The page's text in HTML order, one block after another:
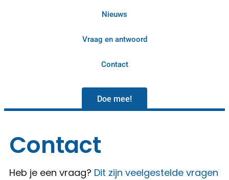
Nieuws
Vraag en antwoord
Contact
Doe mee!
Contact
Heb je een vraag? Dit zijn veelgestelde vragen